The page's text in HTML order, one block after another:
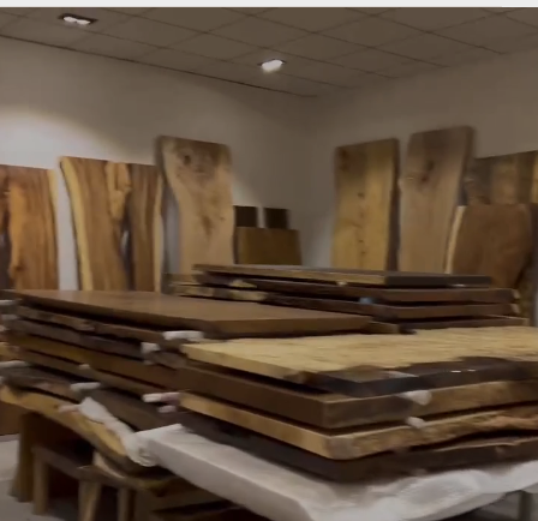
SLABSTDUDIOHONGKONG
only
do
what
we
are
good
at